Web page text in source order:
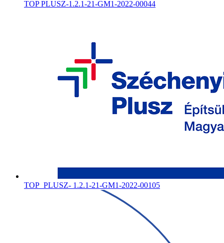
TOP PLUSZ-1.2.1-21-GM1-2022-00044
TOP_PLUSZ- 1.2.1-21-GM1-2022-00105